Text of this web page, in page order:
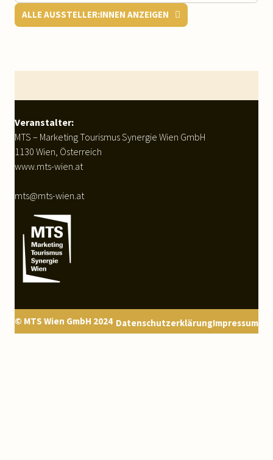
WEITERLESEN
ALLE AUSSTELLER:INNEN ANZEIGEN
Veranstalter:
MTS – Marketing Tourismus Synergie Wien GmbH
1130 Wien, Österreich
www.mts-wien.at
mts@mts-wien.at
© MTS Wien GmbH 2024 DatenschutzerklärungImpressum